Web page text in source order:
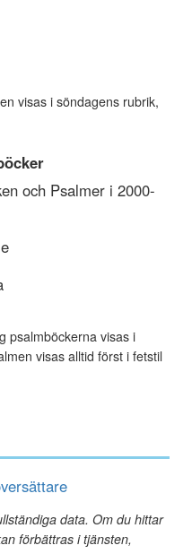
visas i söndagens rubrik,
och Psalmer i 2000-
psalmböckerna visas i
visas alltid först i fetstil
data. Om du hittar
förbättras i tjänsten,